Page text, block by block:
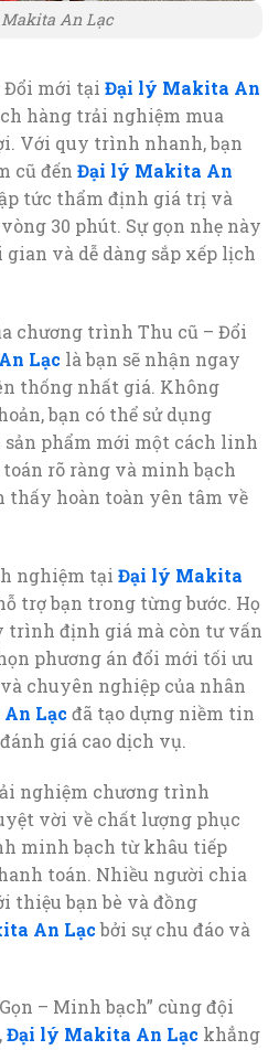
An Lạc
Đổi mới tại Đại lý Makita An
hàng trải nghiệm mua
Với quy trình nhanh, bạn
cũ đến Đại lý Makita An
tức thẩm định giá trị và
30 phút. Sự gọn nhẹ này
và dễ dàng sắp xếp lịch
chương trình Thu cũ – Đổi
Lạc là bạn sẽ nhận ngay
thống nhất giá. Không
bạn có thể sử dụng
phẩm mới một cách linh
rõ ràng và minh bạch
thấy hoàn toàn yên tâm về
nghiệm tại Đại lý Makita
trợ bạn trong từng bước. Họ
trình định giá mà còn tư vấn
phương án đổi mới tối ưu
chuyên nghiệp của nhân
Lạc đã tạo dựng niềm tin
giá cao dịch vụ.
nghiệm chương trình
vời về chất lượng phục
minh bạch từ khâu tiếp
toán. Nhiều người chia
thiệu bạn bè và đồng
An Lạcbởi sự chu đáo và
– Minh bạch” cùng đội
Đại lý Makita An Lạc khẳng